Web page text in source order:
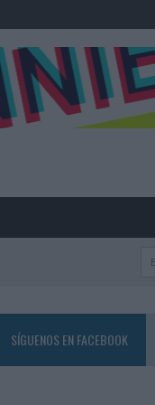
SÍGUENOS EN FACEBOOK